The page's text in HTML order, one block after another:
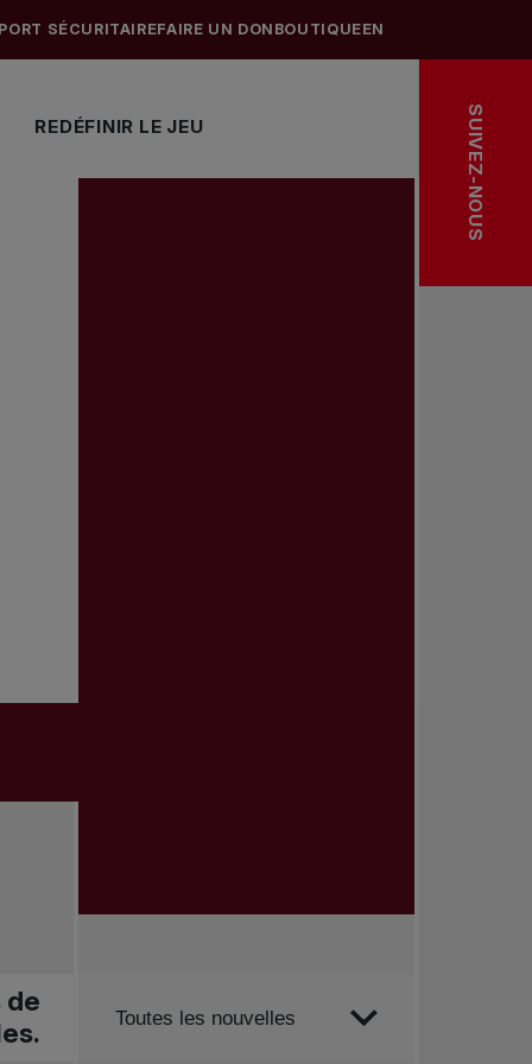
REDÉFINIR LE JEU
SÉCURITAIREFAIRE UN DON BOUTIQUEEN
SUIVEZ-NOUS
Trier par
Toutes les nouvelles